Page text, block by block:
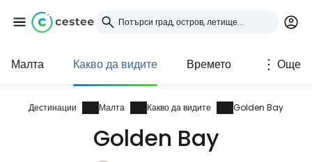
Малта Какво да видите Времето Още
Дестинации Малта Какво да видите Golden Bay
Golden Bay
Влезте в Cestee
... световната общност на туристите
Продължете с Google